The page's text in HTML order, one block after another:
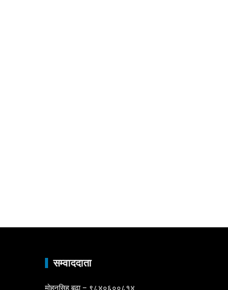
सम्वाददाता
माेहनसिह बुढा – ९८४०६००८१४